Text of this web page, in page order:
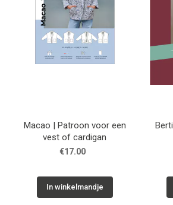
Macao | Patroon voor een
vest of cardigan
€17.00
In winkelmandje